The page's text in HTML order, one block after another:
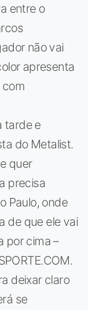
entre o
não vai
apresenta
tarde e
do Metalist.
quer
precisa
Paulo, onde
de que ele vai
por cima –
deixar claro
se